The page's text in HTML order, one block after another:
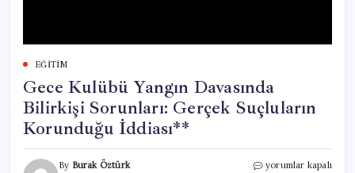
EĞITIM
Gece Kulübü Yangın Davasında
Bilirkişi Sorunları: Gerçek Suçluların
Korunduğu İddiası**
By Burak Öztürk
Gece
yorumlar kapalı